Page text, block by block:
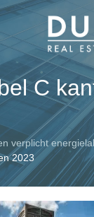
C
verplicht
2023